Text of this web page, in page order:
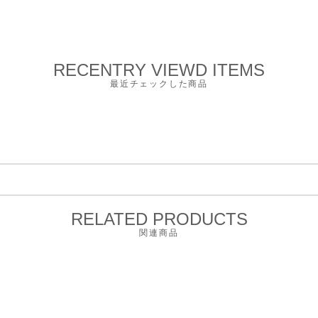
RECENTRY VIEWD ITEMS
最近チェックした商品
RELATED PRODUCTS
関連商品